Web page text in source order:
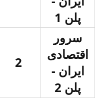
پلن 1
سرور
اقتصادی
ایران -
پلن 2
2